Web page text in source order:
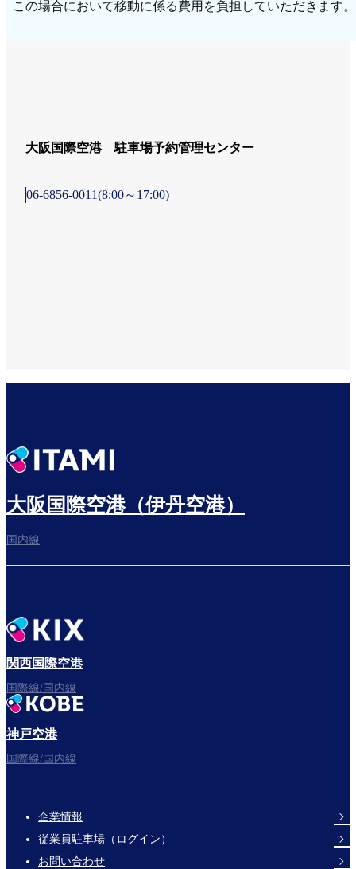
この場合において移動に係る費用を負担していただきます。
大阪国際空港 駐車場予約管理センター
06-6856-0011(8:00～17:00)
大阪国際空港（伊丹空港）
国内線
関西国際空港
国際線/国内線
神戸空港
国際線/国内線
Footer
Links
企業情報
従業員駐車場（ログイン）
お問い合わせ